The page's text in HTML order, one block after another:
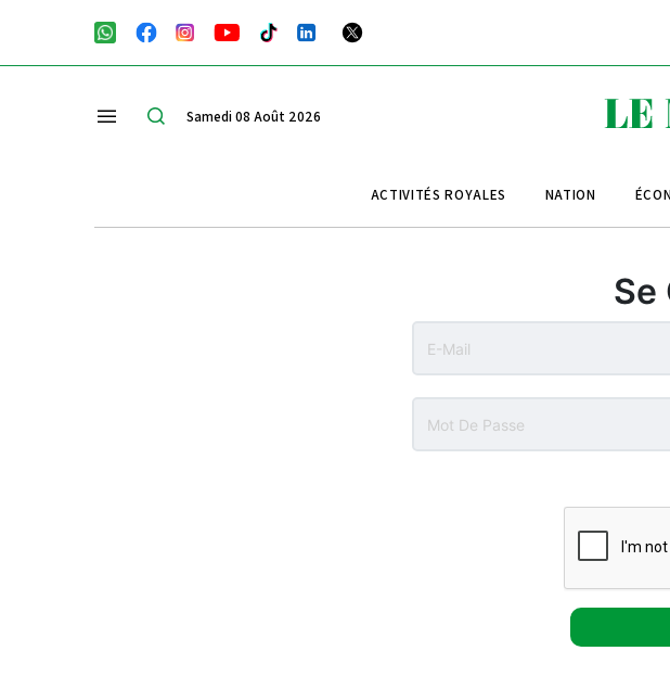
Samedi 08 Août 2026
ACTIVITÉS ROYALES NATION
Se